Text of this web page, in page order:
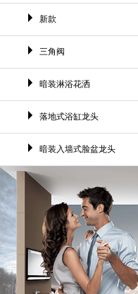
新款
三角阀
暗装淋浴花洒
落地式浴缸龙头
暗装入墙式脸盆龙头